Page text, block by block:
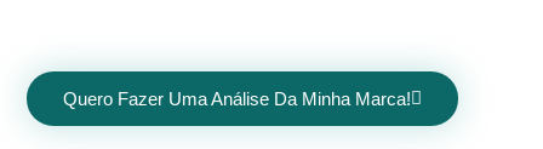
Quero Fazer Uma Análise Da Minha Marca!